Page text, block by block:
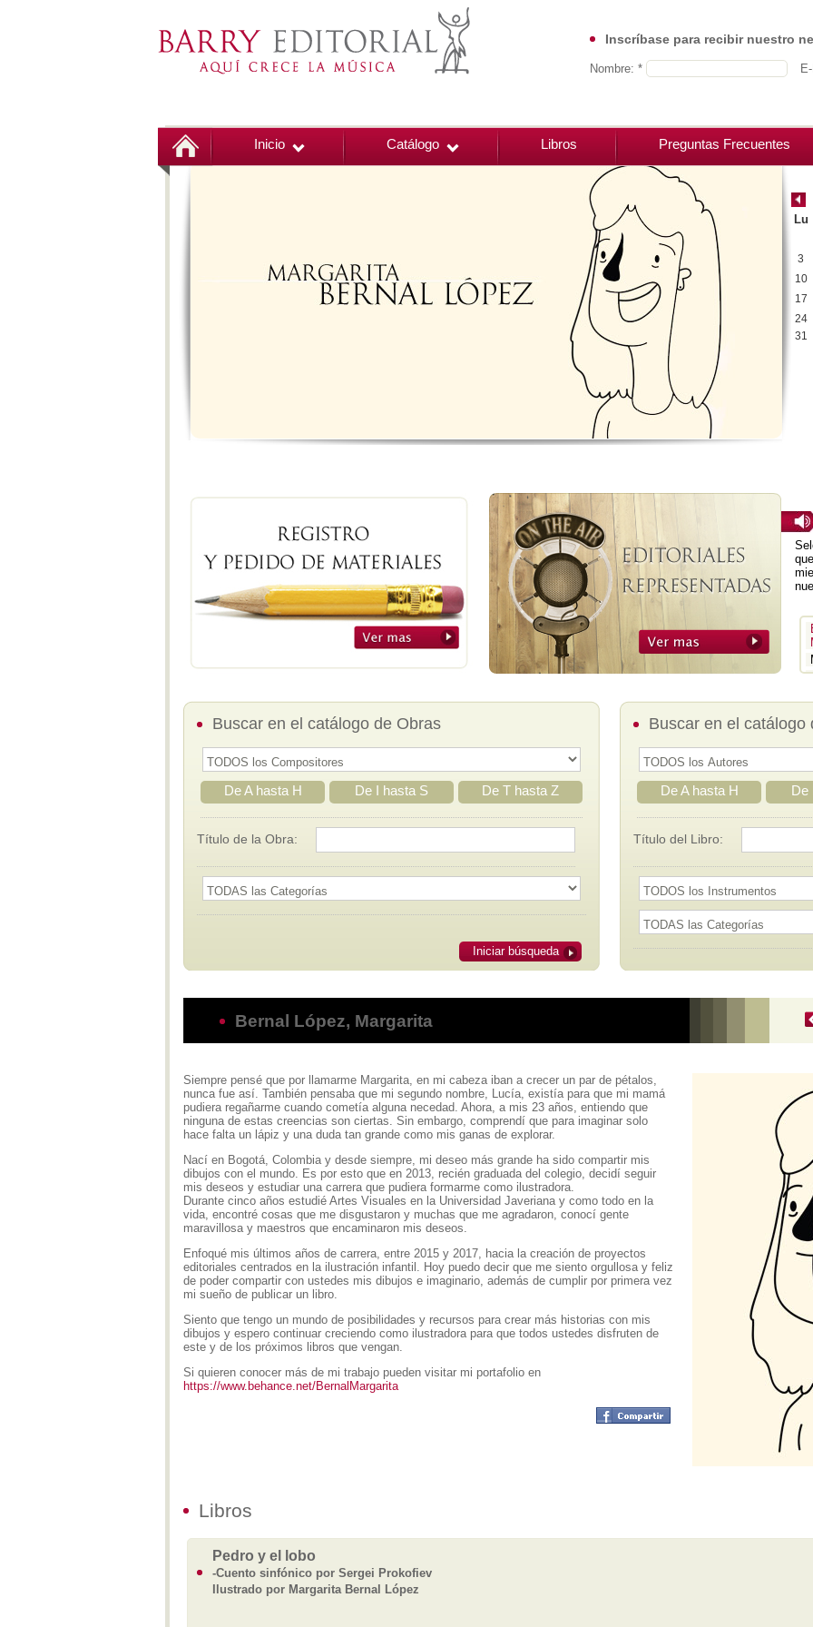
Inscríbase para recibir nuestro
Nombre: *
Inicio Catálogo Libros Preguntas Frecuentes
Lu
3
10
17
24
31
Buscar en el catálogo de Obras
De A hasta H De I hasta S De T hasta Z
Título de la Obra:
Iniciar búsqueda
Buscar en el catálogo
De A hasta H De
Título del Libro:
Bernal López, Margarita
Siempre pensé que por llamarme Margarita, en mi cabeza iban a crecer un par de pétalos,
nunca fue así. También pensaba que mi segundo nombre, Lucía, existía para que mi mamá
pudiera regañarme cuando cometía alguna necedad. Ahora, a mis 23 años, entiendo que
ninguna de estas creencias son ciertas. Sin embargo, comprendí que para imaginar solo
hace falta un lápiz y una duda tan grande como mis ganas de explorar.
Nací en Bogotá, Colombia y desde siempre, mi deseo más grande ha sido compartir mis
dibujos con el mundo. Es por esto que en 2013, recién graduada del colegio, decidí seguir
mis deseos y estudiar una carrera que pudiera formarme como ilustradora.
Durante cinco años estudié Artes Visuales en la Universidad Javeriana y como todo en la
vida, encontré cosas que me disgustaron y muchas que me agradaron, conocí gente
maravillosa y maestros que encaminaron mis deseos.
Enfoqué mis últimos años de carrera, entre 2015 y 2017, hacia la creación de proyectos
editoriales centrados en la ilustración infantil. Hoy puedo decir que me siento orgullosa y feliz
de poder compartir con ustedes mis dibujos e imaginario, además de cumplir por primera vez
mi sueño de publicar un libro.
Siento que tengo un mundo de posibilidades y recursos para crear más historias con mis
dibujos y espero continuar creciendo como ilustradora para que todos ustedes disfruten de
este y de los próximos libros que vengan.
Si quieren conocer más de mi trabajo pueden visitar mi portafolio en
https://www.behance.net/BernalMargarita
Libros
Pedro y el lobo
-Cuento sinfónico por Sergei Prokofiev
Ilustrado por Margarita Bernal López